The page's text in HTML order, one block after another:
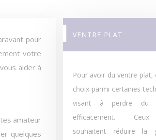
pour
votre
aider à
amateur
quelques
VENTRE PLAT
Pour avoir du ventre plat,
choix parmi certaines
visant à perdre du
efficacement.
souhaitent réduire la